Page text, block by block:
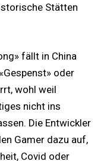
Stätten
fällt in China
oder
wohl weil
nicht ins
Die Entwickler
Gamer dazu auf,
Covid oder